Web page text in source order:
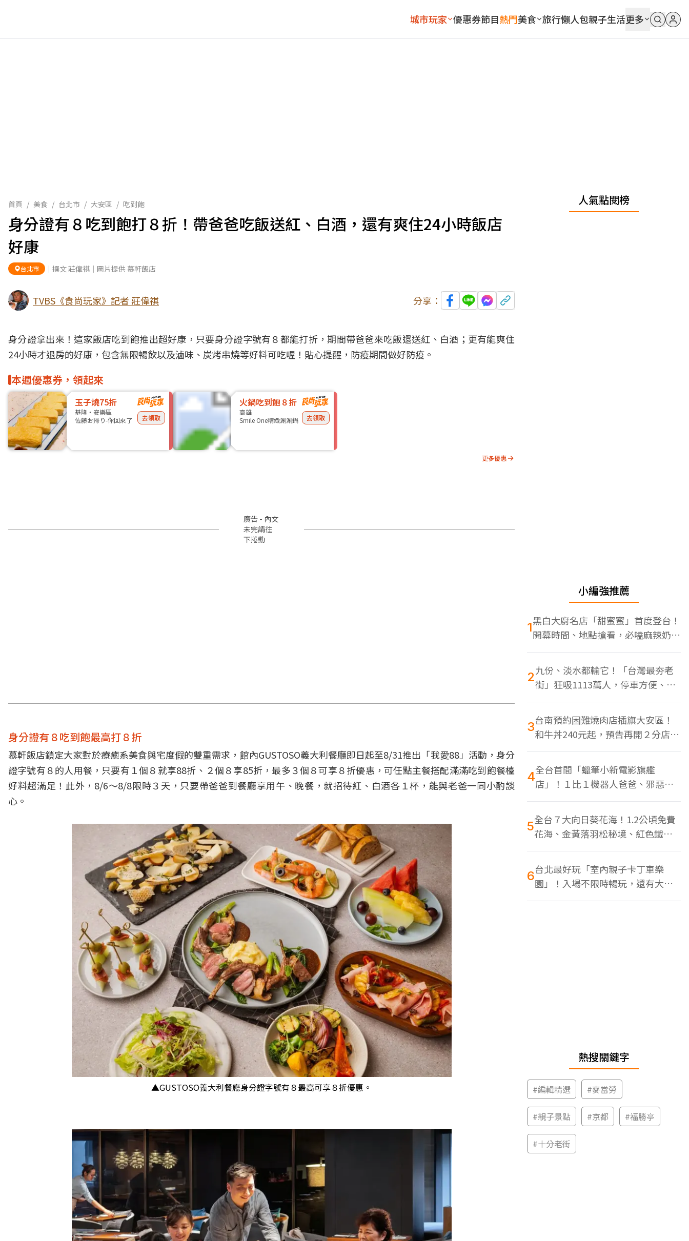
城市玩家 優惠券節目熱門美食 旅行懶人包親子生活更多
首頁 / 美食 / 台北市 / 大安區 / 吃到飽
身分證有８吃到飽打８折！帶爸爸吃飯送紅、白酒，還有爽住24小時飯店
好康
台北市 ｜撰文 莊偉祺｜圖片提供 慕軒飯店
TVBS《食尚玩家》記者 莊偉祺 分享：
身分證拿出來！這家飯店吃到飽推出超好康，只要身分證字號有８都能打折，期間帶爸爸來吃飯還送紅、 白酒 ；更有能爽住
24小時才退房的好康，包含無限暢飲以及滷味、炭烤串燒等好料可吃喔！貼心提醒，防疫期間做好防疫 。
本週優惠券，領起來
玉子燒75折
基隆・安樂區
佐藤お帰り-你回來了
去領取
火鍋吃到飽８折
高雄
Smile One精緻涮涮鍋
去領取
更多優惠
廣告 - 內文
未完請往
下捲動
身分證有８吃到飽最高打８折
慕軒飯店鎖定大家對於療癒系美食與宅度假的雙重需求，館內GUSTOSO義大利餐廳即日起至8/31推出「我愛88」活動，身分
證字號有８的人用餐，只要有１個８就享88折、２個８享85折，最多３個８可享８折優惠，可任點主餐搭配滿滿吃到飽餐檯
好料超滿足！此外，8/6～8/8限時３天，只要帶爸爸到餐廳享用午、晚餐，就招待紅、白酒各１杯，能與老爸一同小酌談
心。
▲GUSTOSO義大利餐廳身分證字號有８最高可享８折優惠。
人氣點閱榜
小編強推薦
1黑白大廚名店「甜蜜蜜」首度登台！
開幕時間、地點搶看，必嗑麻辣奶油
蝦
2九份、淡水都輸它！「台灣最夯老
街」狂吸1113萬人，停車方便、特
色美食多
3台南預約困難燒肉店插旗大安區！
和牛丼240元起，預告再開２分店、
地點曝光
4全台首間「蠟筆小新電影旗艦
店」！１比１機器人爸爸、邪惡正
男，百款周邊買翻
5全台７大向日葵花海！1.2公頃免費
花海、金黃落羽松秘境、紅色鐵橋
同框
6台北最好玩「室內親子卡丁車樂
園」！入場不限時暢玩，還有大螢
幕Switch遊戲區
熱搜關鍵字
#編輯精選 #麥當勞
#親子景點 #京都 #福勝亭
#十分老街